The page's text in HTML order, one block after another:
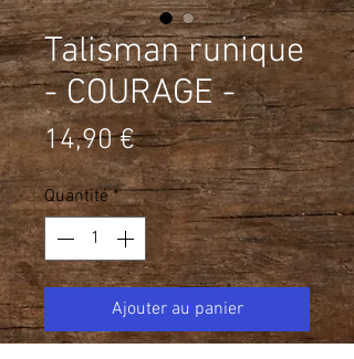
Talisman runique
- COURAGE -
14,90 €Prix
Quantité *
Ajouter au panier